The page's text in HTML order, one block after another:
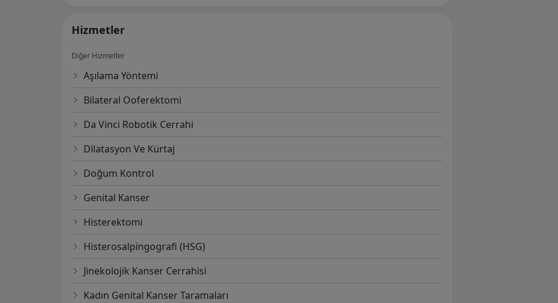
Hizmetler
Diğer Hizmetler
Aşılama Yöntemi
Bilateral Ooferektomi
Da Vinci Robotik Cerrahi
Dilatasyon Ve Kürtaj
Doğum Kontrol
Genital Kanser
Histerektomi
Histerosalpingografi (HSG)
Jinekolojik Kanser Cerrahisi
Kadın Genital Kanser Taramaları